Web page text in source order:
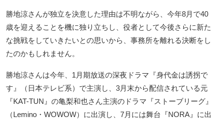
勝地涼さんが独立を決意した理由は不明ながら、今年8月で40
歳を迎えることを機に独り立ちし、役者として今後さらに新た
な挑戦をしていきたいとの思いから、事務所を離れる決断をし
たのかもしれません。
勝地涼さんは今年、1月期放送の深夜ドラマ『身代金は誘拐で
す』（日本テレビ系）で主演し、3月末から配信されている元
『KAT-TUN』の亀梨和也さん主演のドラマ『ストーブリーグ』
（Lemino・WOWOW）に出演し、7月には舞台『NORA』に出